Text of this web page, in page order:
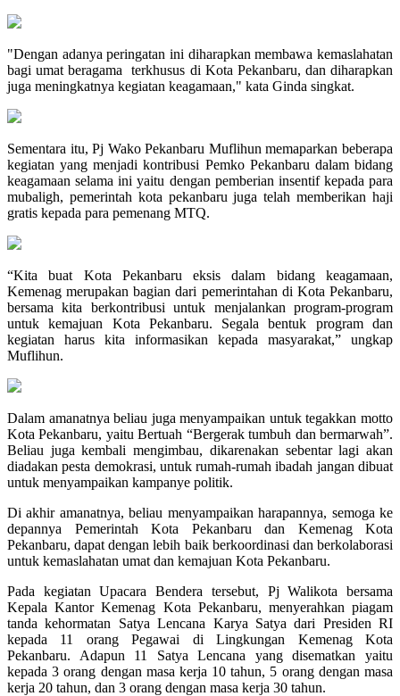
"Dengan adanya peringatan ini diharapkan membawa kemaslahatan
bagi umat beragama terkhusus di Kota Pekanbaru, dan diharapkan
juga meningkatnya kegiatan keagamaan," kata Ginda singkat.
Sementara itu, Pj Wako Pekanbaru Muflihun memaparkan beberapa
kegiatan yang menjadi kontribusi Pemko Pekanbaru dalam bidang
keagamaan selama ini yaitu dengan pemberian insentif kepada para
mubaligh, pemerintah kota pekanbaru juga telah memberikan haji
gratis kepada para pemenang MTQ.
“Kita buat Kota Pekanbaru eksis dalam bidang keagamaan,
Kemenag merupakan bagian dari pemerintahan di Kota Pekanbaru,
bersama kita berkontribusi untuk menjalankan program-program
untuk kemajuan Kota Pekanbaru. Segala bentuk program dan
kegiatan harus kita informasikan kepada masyarakat,” ungkap
Muflihun.
Dalam amanatnya beliau juga menyampaikan untuk tegakkan motto
Kota Pekanbaru, yaitu Bertuah “Bergerak tumbuh dan bermarwah”.
Beliau juga kembali mengimbau, dikarenakan sebentar lagi akan
diadakan pesta demokrasi, untuk rumah-rumah ibadah jangan dibuat
untuk menyampaikan kampanye politik.
Di akhir amanatnya, beliau menyampaikan harapannya, semoga ke
depannya Pemerintah Kota Pekanbaru dan Kemenag Kota
Pekanbaru, dapat dengan lebih baik berkoordinasi dan berkolaborasi
untuk kemaslahatan umat dan kemajuan Kota Pekanbaru.
Pada kegiatan Upacara Bendera tersebut, Pj Walikota bersama
Kepala Kantor Kemenag Kota Pekanbaru, menyerahkan piagam
tanda kehormatan Satya Lencana Karya Satya dari Presiden RI
kepada 11 orang Pegawai di Lingkungan Kemenag Kota
Pekanbaru. Adapun 11 Satya Lencana yang disematkan yaitu
kepada 3 orang dengan masa kerja 10 tahun, 5 orang dengan masa
kerja 20 tahun, dan 3 orang dengan masa kerja 30 tahun.